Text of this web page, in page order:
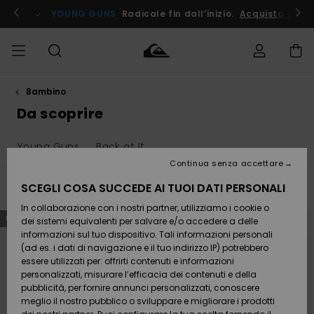
selezione
griglie
prodotti
! YOUNG GUNS Radicale fin dall’inizio. Acquista Ora
UOMO
Accessori
Calzature
e
infradito
Surf /
Acqua
Accessori
Calzature
e
infradito
Surf /
Acqua
Nuovi
Da
Scoprire
Snow
SURF
Highlights
Comunità
SNOW
Shop
Snow
Shop
Donna
OUTLET
Outlet
Donna
Spedizione
Pagamento
Buono regalo
Quiksilver
Freedom
Bambino
Da scoprire
Young Guns Back at It
Filtra e Ordina 405Risultati
Salta
ai
criteri
ricerca
Vai
visualizza
ordine
NOVITÀ NOVITÀ
SCEGLI COSA SUCCEDE AI TUOI DATI PERSONALI
In collaborazione con i nostri partner, utilizziamo i cookie o
dei sistemi equivalenti per salvare e/o accedere a delle
informazioni sul tuo dispositivo. Tali informazioni personali
(ad es. i dati di navigazione e il tuo indirizzo IP) potrebbero
essere utilizzati per: offrirti contenuti e informazioni
personalizzati, misurare l’efficacia dei contenuti e della
pubblicità, per fornire annunci personalizzati, conoscere
meglio il nostro pubblico o sviluppare e migliorare i prodotti
Continua senza accettare